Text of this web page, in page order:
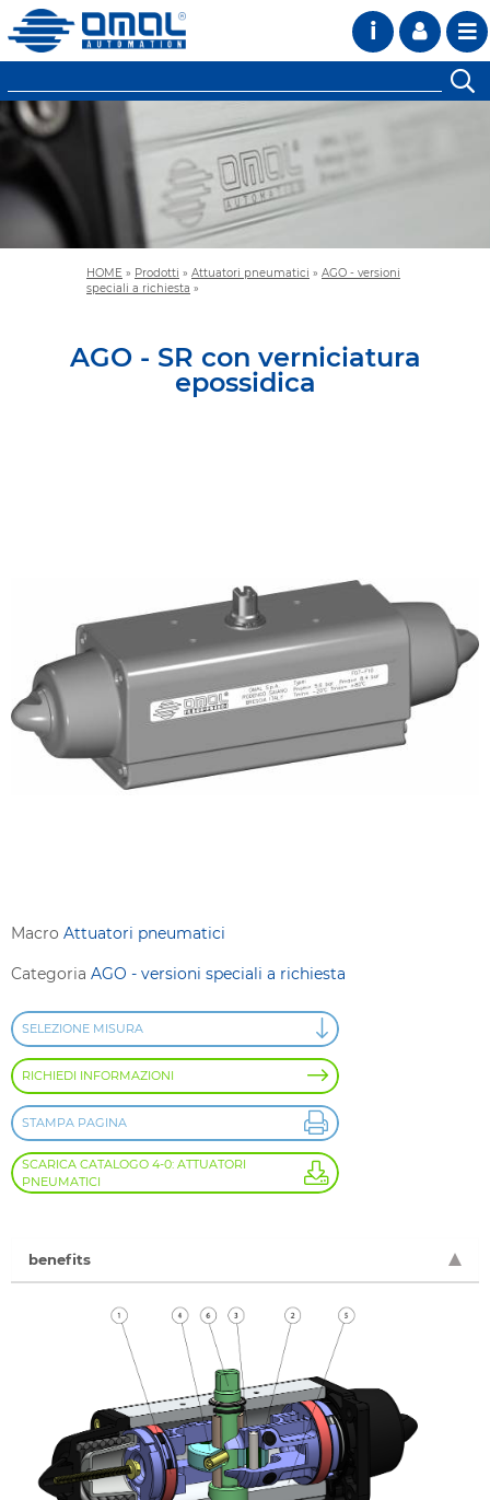
i
HOME » Prodotti » Attuatori pneumatici » AGO - versioni
speciali a richiesta »
AGO - SR con verniciatura
epossidica
Macro Attuatori pneumatici
Categoria AGO - versioni speciali a richiesta
SELEZIONE MISURA
RICHIEDI INFORMAZIONI
STAMPA PAGINA
SCARICA CATALOGO 4-0: ATTUATORI
PNEUMATICI
benefits